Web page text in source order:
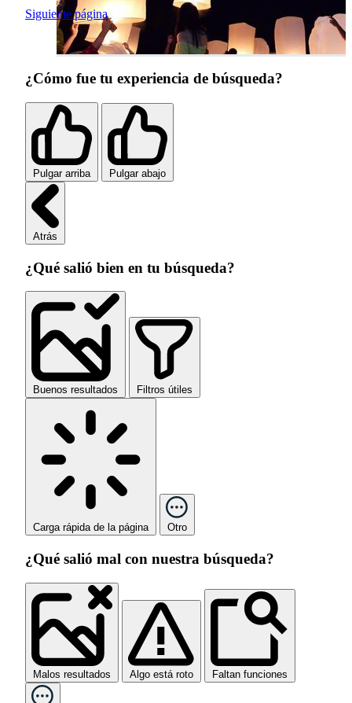
Siguiente página
¿Cómo fue tu experiencia de búsqueda?
Pulgar arriba Pulgar abajo
Atrás
¿Qué salió bien en tu búsqueda?
Buenos resultados Filtros útiles
Carga rápida de la página Otro
¿Qué salió mal con nuestra búsqueda?
Malos resultados Algo está roto Faltan funciones